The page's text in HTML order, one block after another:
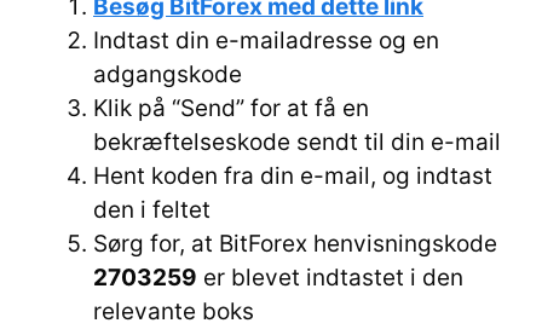
Besøg BitForex med dette link
Indtast din e-mailadresse og en
adgangskode
Klik på “Send” for at få en
bekræftelseskode sendt til din e-mail
Hent koden fra din e-mail, og indtast
den i feltet
Sørg for, at BitForex henvisningskode
2703259 er blevet indtastet i den
relevante boks